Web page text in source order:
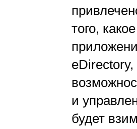
того,
eDirectory,
и
будет